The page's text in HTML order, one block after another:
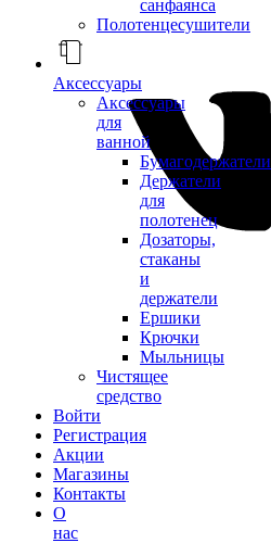
санфаянса
Полотенцесушители
Аксессуары
Аксессуары
для
ванной
Бумагодержатели
Держатели
для
полотенец
Дозаторы,
стаканы
и
держатели
Ершики
Крючки
Мыльницы
Чистящее
средство
Войти
Регистрация
Акции
Магазины
Контакты
О
нас